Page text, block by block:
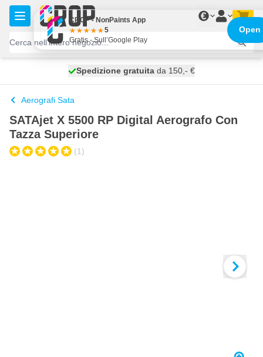
Salta al contenuto
€
spedito oggi
Spedizione gratuita da 150,- €
100 giorni
Aerografi Sata
SATAjet X 5500 RP Digital Aerografo Con
Tazza Superiore
(1)
CROP - NonPaints App
5
Gratis - Sull’Google Play
Open